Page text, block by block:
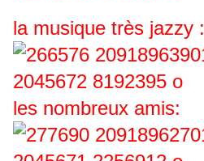
la musique très jazzy :
les nombreux amis: